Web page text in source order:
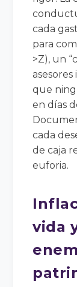
cada
para
>Z), un
que
en días
cada
de caja
euforia.
vida